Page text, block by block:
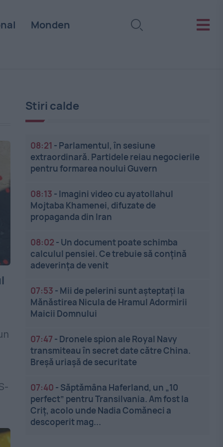
Monden
Stiri calde
08:21 - Parlamentul, în sesiune
extraordinară. Partidele reiau negocierile
pentru formarea noului Guvern
08:13 - Imagini video cu ayatollahul
Mojtaba Khamenei, difuzate de
propaganda din Iran
08:02 - Un document poate schimba
calculul pensiei. Ce trebuie să conțină
adeverința de venit
07:53 - Mii de pelerini sunt așteptați la
Mănăstirea Nicula de Hramul Adormirii
Maicii Domnului
07:47 - Dronele spion ale Royal Navy
transmiteau în secret date către China.
Breșă uriașă de securitate
07:40 - Săptămâna Haferland, un „10
perfect” pentru Transilvania. Am fost la
Criț, acolo unde Nadia Comăneci a
descoperit mag...